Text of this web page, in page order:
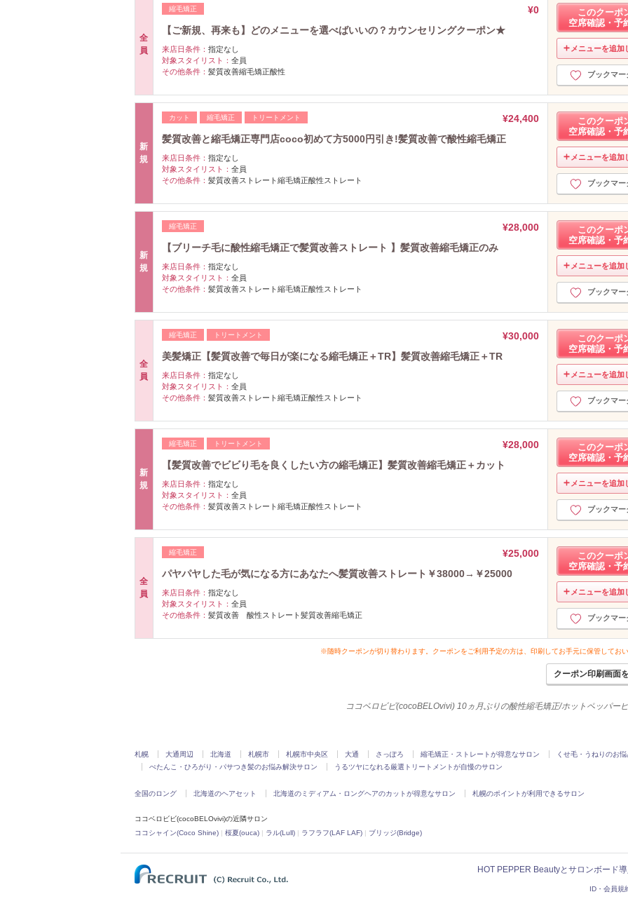
全
員
縮毛矯正
¥0
【ご新規、再来も】どのメニューを選べばいいの？カウンセリングクーポン★
来店日条件： 指定なし
対象スタイリスト： 全員
その他条件： 髪質改善縮毛矯正酸性
このクーポ
空席確認・予
メニューを追加
ブックマー
新
規
カット 縮毛矯正 トリートメント
¥24,400
髪質改善と縮毛矯正専門店coco初めて方5000円引き!髪質改善で酸性縮毛矯正
来店日条件： 指定なし
対象スタイリスト： 全員
その他条件： 髪質改善ストレート縮毛矯正酸性ストレート
このクーポ
空席確認・予
メニューを追加
ブックマー
新
規
縮毛矯正
¥28,000
【ブリーチ毛に酸性縮毛矯正で髪質改善ストレート 】髪質改善縮毛矯正のみ
来店日条件： 指定なし
対象スタイリスト： 全員
その他条件： 髪質改善ストレート縮毛矯正酸性ストレート
このクーポ
空席確認・予
メニューを追加
ブックマー
全
員
縮毛矯正 トリートメント
¥30,000
美髪矯正【髪質改善で毎日が楽になる縮毛矯正＋TR】髪質改善縮毛矯正＋TR
来店日条件： 指定なし
対象スタイリスト： 全員
その他条件： 髪質改善ストレート縮毛矯正酸性ストレート
このクーポ
空席確認・予
メニューを追加
ブックマー
新
規
縮毛矯正 トリートメント
¥28,000
【髪質改善でビビり毛を良くしたい方の縮毛矯正】髪質改善縮毛矯正＋カット
来店日条件： 指定なし
対象スタイリスト： 全員
その他条件： 髪質改善ストレート縮毛矯正酸性ストレート
このクーポ
空席確認・予
メニューを追加
ブックマー
全
員
縮毛矯正
¥25,000
パヤパヤした毛が気になる方にあなたへ髪質改善ストレート￥38000→￥25000
来店日条件： 指定なし
対象スタイリスト： 全員
その他条件： 髪質改善 酸性ストレート髪質改善縮毛矯正
このクーポ
空席確認・予
メニューを追加
ブックマー
※随時クーポンが切り替わります。クーポンをご利用予定の方は、印刷してお手元に保管しておい
クーポン印刷画面
ココベロビビ(cocoBELOvivi) 10ヵ月ぶりの酸性縮毛矯正/ホットペッパー
札幌 大通周辺 北海道 札幌市 札幌市中央区 大通 さっぽろ 縮毛矯正・ストレートが得意なサロン くせ毛・うねりのお
ぺたんこ・ひろがり・パサつき髪のお悩み解決サロン
うるツヤになれる厳選トリートメントが自慢のサロン
全国のロング 北海道のヘアセット 北海道のミディアム・ロングヘアのカットが得意なサロン 札幌のポイントが利用できるサロン
ココベロビビ(cocoBELOvivi)の近隣サロン
ココシャイン(Coco Shine) | 桜夏(ouca) | ラル(Lull) | ラフラフ(LAF LAF) | ブリッジ(Bridge)
HOT PEPPER Beautyとサロンボード
ID・会員規